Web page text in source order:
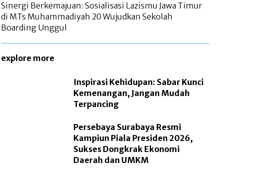
Sinergi Berkemajuan: Sosialisasi Lazismu Jawa Timur
di MTs Muhammadiyah 20 Wujudkan Sekolah
Boarding Unggul
explore more
Inspirasi Kehidupan: Sabar Kunci
Kemenangan, Jangan Mudah
Terpancing
Persebaya Surabaya Resmi
Kampiun Piala Presiden 2026,
Sukses Dongkrak Ekonomi
Daerah dan UMKM